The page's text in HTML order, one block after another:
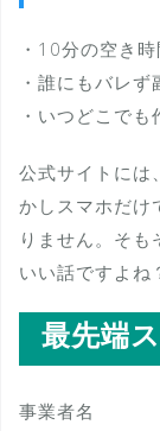
・10分の空き
・誰にもバレず
・いつどこでも
公式サイトには
かしスマホだけ
りません。そ
いい話ですよね
最先端
事業者名